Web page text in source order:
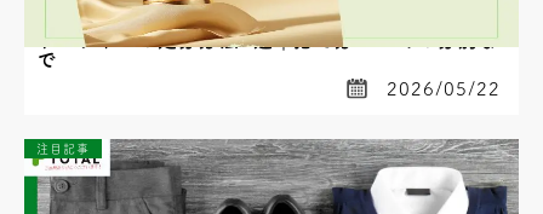
トロフィーの処分方法5選｜捨て方・ゴミの分別ま
で
2026/05/22
注目記事